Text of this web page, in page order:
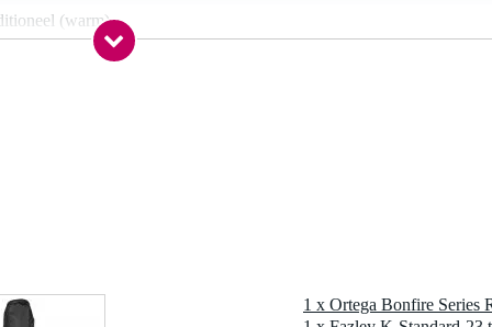
(warm)
x 31,5 x 13,0 cm 1 x Ortega Bonfire Series